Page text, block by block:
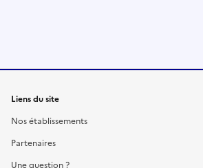
Liens du site
Nos établissements
Partenaires
Une question ?